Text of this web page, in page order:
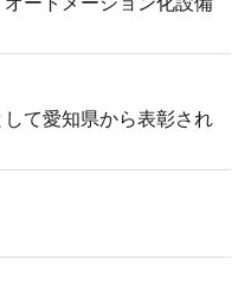
て愛知県から表彰され